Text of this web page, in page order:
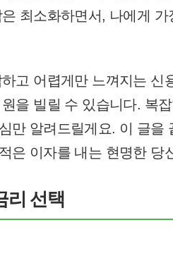
최소화하면서, 나에게
고 어렵게만 느껴지는 신
을 빌릴 수 있습니다. 복
만 알려드릴게요. 이 글을
은 이자를 내는 현명한 당
리 선택